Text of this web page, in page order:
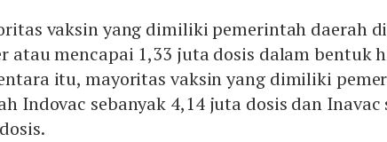
vaksin yang dimiliki pemerintah daerah
atau mencapai 1,33 juta dosis dalam bentuk
itu, mayoritas vaksin yang dimiliki
Indovac sebanyak 4,14 juta dosis dan Inavac